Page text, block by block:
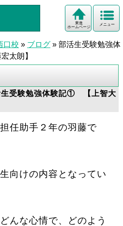
メニュー
東進
ホームページ
口校 » ブログ » 部活生受験勉強体
太朗】
受験勉強体験記① 【上智大
任助手２年の羽藤で
向けの内容となってい
んな心情で、どのよう